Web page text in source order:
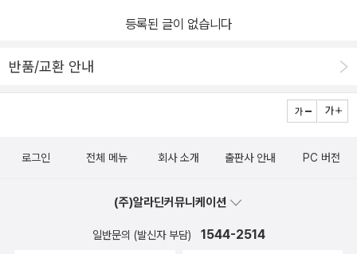
등록된 글이 없습니다
반품/교환 안내
로그인 전체 메뉴 회사 소개 출판사 안내 PC 버전
(주)알라딘커뮤니케이션
일반문의 (발신자 부담) 1544-2514